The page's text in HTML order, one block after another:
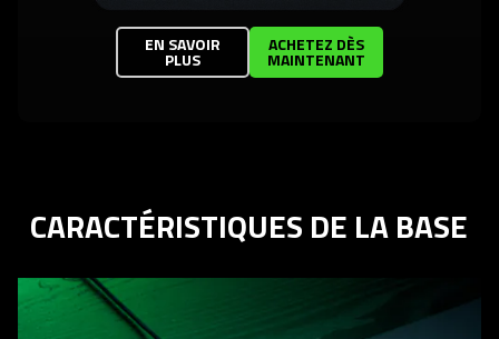
EN SAVOIR
PLUS
ACHETEZ DÈS
MAINTENANT
CARACTÉRISTIQUES DE LA BASE